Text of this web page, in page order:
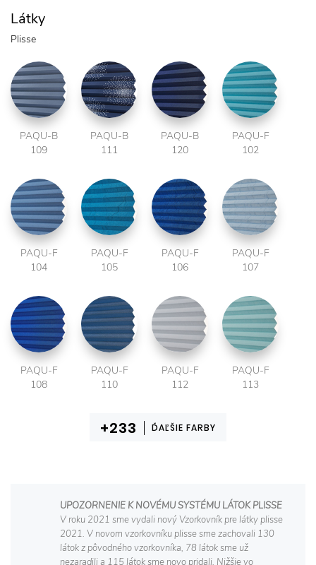
Látky
Plisse
PAQU-B
109
PAQU-B
111
PAQU-B
120
PAQU-F
102
PAQU-F
104
PAQU-F
105
PAQU-F
106
PAQU-F
107
PAQU-F
108
PAQU-F
110
PAQU-F
112
PAQU-F
113
ĎAĽŠIE FARBY
UPOZORNENIE K NOVÉMU SYSTÉMU LÁTOK PLISSE
V roku 2021 sme vydali nový Vzorkovník pre látky plisse
2021. V novom vzorkovníku plisse sme zachovali 130
látok z pôvodného vzorkovníka, 78 látok sme už
nezaradili a 115 látok sme novo pridali. Nižšie vo